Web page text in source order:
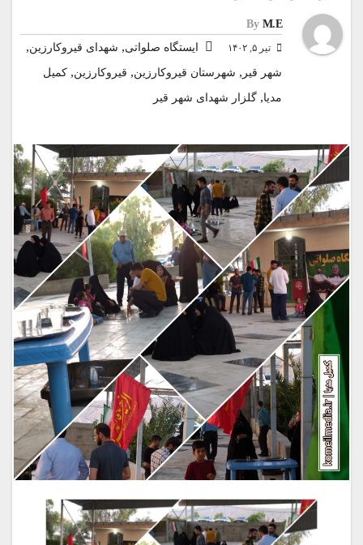
By M.E
تیر ۵, ۱۴۰۲ ايستگاه صلواتی, شهدای قیروکارزین,
شهر قیر , شهرستان قیروکارزین, قیروکارزین, کمیل
مدیا, گلزار شهدای شهر قیر